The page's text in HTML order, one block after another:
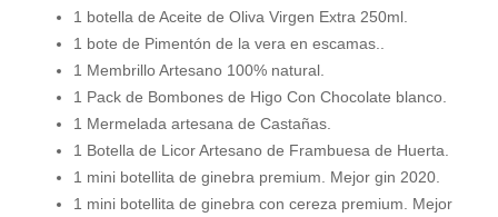
1 botella de Aceite de Oliva Virgen Extra 250ml.
1 bote de Pimentón de la vera en escamas..
1 Membrillo Artesano 100% natural.
1 Pack de Bombones de Higo Con Chocolate blanco.
1 Mermelada artesana de Castañas.
1 Botella de Licor Artesano de Frambuesa de Huerta.
1 mini botellita de ginebra premium. Mejor gin 2020.
1 mini botellita de ginebra con cereza premium. Mejor